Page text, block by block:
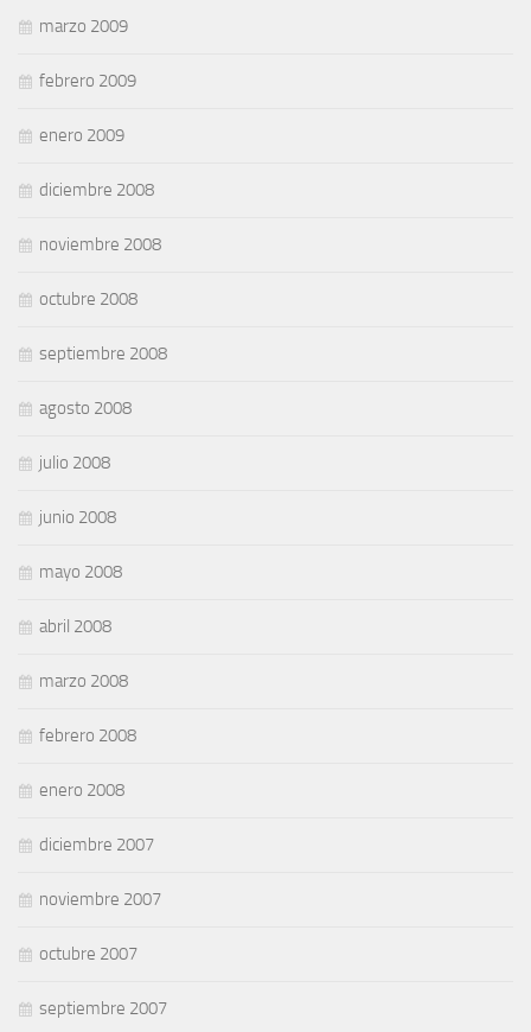
marzo 2009
febrero 2009
enero 2009
diciembre 2008
noviembre 2008
octubre 2008
septiembre 2008
agosto 2008
julio 2008
junio 2008
mayo 2008
abril 2008
marzo 2008
febrero 2008
enero 2008
diciembre 2007
noviembre 2007
octubre 2007
septiembre 2007